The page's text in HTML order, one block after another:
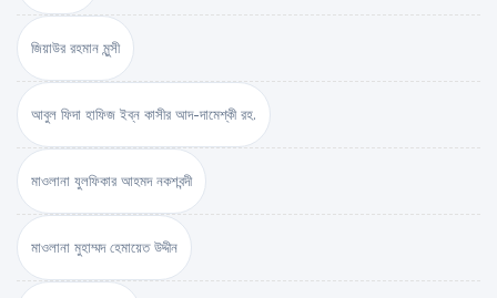
জিয়াউর রহমান মুন্সী
আবুল ফিদা হাফিজ ইব্‌ন কাসীর আদ-দামেশ্‌কী রহ.
মাওলানা যুলফিকার আহমদ নকশবন্দী
মাওলানা মুহাম্মদ হেমায়েত উদ্দীন